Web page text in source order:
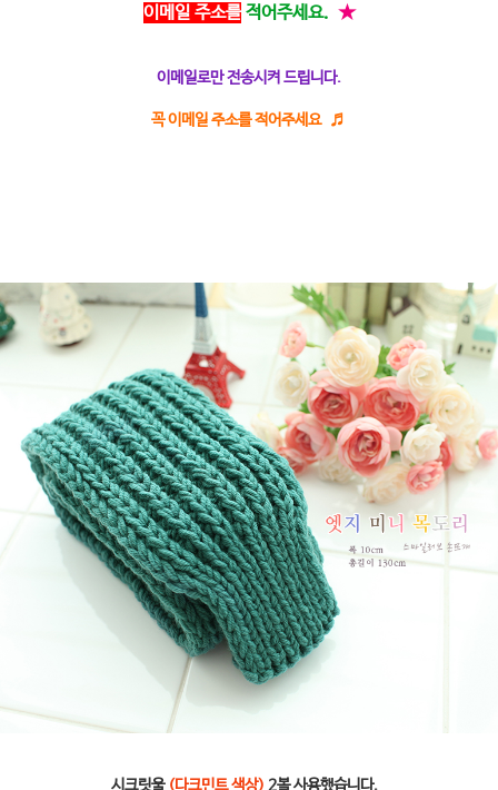
이메일 주소를 적어주세요. ★
이메일로만 전송시켜 드립니다.
꼭 이메일 주소를 적어주세요 ♬
시크릿울 (다크민트 색상) 2볼 사용했습니다.